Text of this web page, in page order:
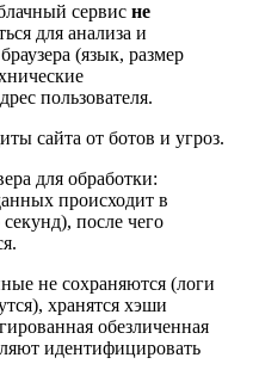
сервис не
для анализа и
(язык, размер
пользователя.
сайта от ботов и угроз.
для обработки:
происходит в
после чего
не сохраняются (логи
хранятся хэши
обезличенная
идентифицировать